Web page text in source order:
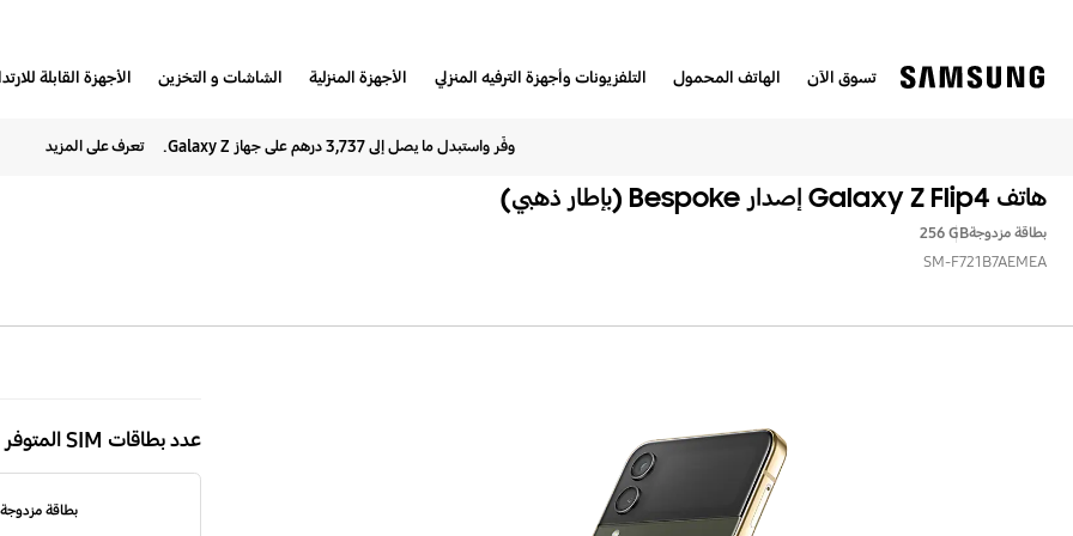
تسوق الآن الهاتف المحمول التلفزيونات وأجهزة الترفيه المنزلي الأجهزة المنزلية الشاشات و التخزين الأجهزة القابلة
وفّر واستبدل ما يصل إلى 3,737 درهم على جهاز Galaxy Z. تعرف على المزيد
هاتف Galaxy Z Flip4 إصدار Bespoke (بإطار ذهبي)
بطاقة مزدوجة‎‎256 GB‎‎
SM-F721B7AEMEA
عدد بطاقات SIM المتوفر
بطاقة مزدوجة